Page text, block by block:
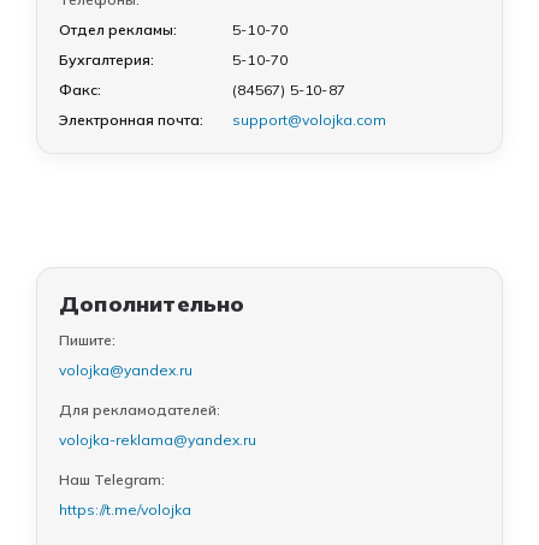
Отдел рекламы:
5-10-70
Бухгалтерия:
5-10-70
Факс:
(84567) 5-10-87
Электронная почта:
support@volojka.com
Дополнительно
Пишите:
volojka@yandex.ru
Для рекламодателей:
volojka-reklama@yandex.ru
Наш Telegram:
https://t.me/volojka